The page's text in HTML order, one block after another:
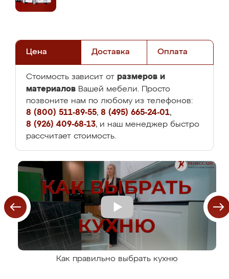
Цена Доставка Оплата
Стоимость зависит от размеров и
материалов Вашей мебели. Просто
позвоните нам по любому из телефонов:
8 (800) 511-89-55, 8 (495) 665-24-01,
8 (926) 409-68-13, и наш менеджер быстро
рассчитает стоимость.
Как правильно выбрать кухню